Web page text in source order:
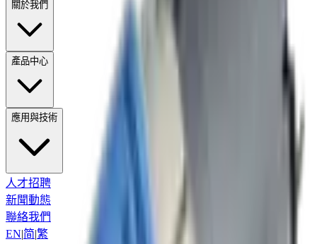
關於我們
產品中心
應用與技術
人才招聘
新聞動態
聯絡我們
EN|简|繁